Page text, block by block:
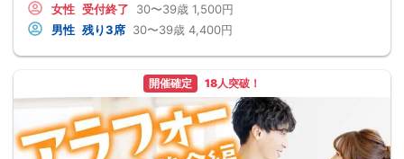
女性 受付終了 30〜39歳 1,500円
男性 残り3席 30〜39歳 4,400円
開催確定 18人突破！